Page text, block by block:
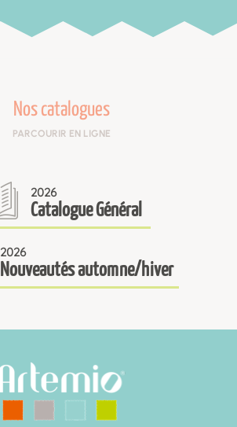
Nos catalogues
PARCOURIR EN LIGNE
2026
Catalogue Général
2026
Nouveautés automne/hiver